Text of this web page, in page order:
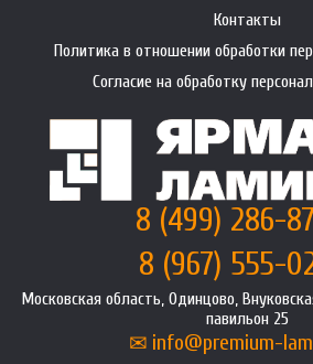
Контакты
Политика в отношении обработки
Согласие на обработку
8 (499) 286-
8 (967) 555-
Московская область, Одинцово,
павильон 25
info@premium-